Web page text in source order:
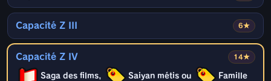
6★
Capacité Z III
14★
Capacité Z IV
Saga des films, Saiyan métis ou Famille